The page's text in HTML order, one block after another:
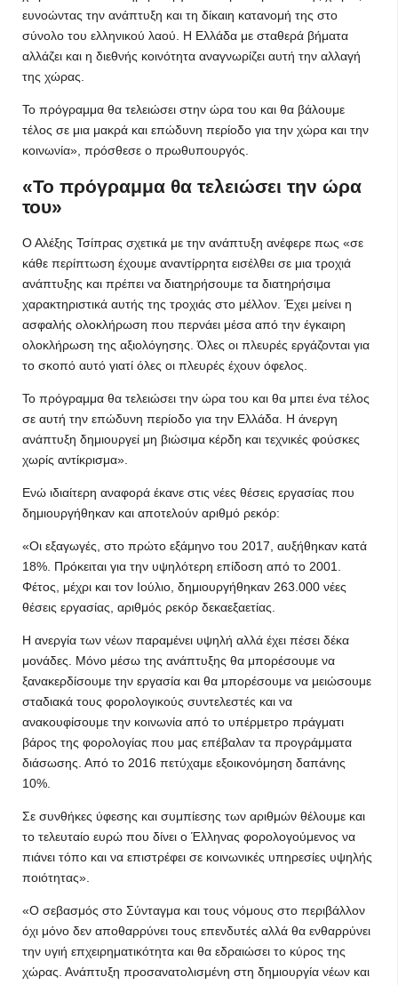
ευνοώντας την ανάπτυξη και τη δίκαιη κατανομή της στο
σύνολο του ελληνικού λαού. Η Ελλάδα με σταθερά βήματα
αλλάζει και η διεθνής κοινότητα αναγνωρίζει αυτή την αλλαγή
της χώρας.
Το πρόγραμμα θα τελειώσει στην ώρα του και θα βάλουμε
τέλος σε μια μακρά και επώδυνη περίοδο για την χώρα και την
κοινωνία», πρόσθεσε ο πρωθυπουργός.
«Το πρόγραμμα θα τελειώσει την ώρα
του»
Ο Αλέξης Τσίπρας σχετικά με την ανάπτυξη ανέφερε πως «σε
κάθε περίπτωση έχουμε αναντίρρητα εισέλθει σε μια τροχιά
ανάπτυξης και πρέπει να διατηρήσουμε τα διατηρήσιμα
χαρακτηριστικά αυτής της τροχιάς στο μέλλον. Έχει μείνει η
ασφαλής ολοκλήρωση που περνάει μέσα από την έγκαιρη
ολοκλήρωση της αξιολόγησης. Όλες οι πλευρές εργάζονται για
το σκοπό αυτό γιατί όλες οι πλευρές έχουν όφελος.
Το πρόγραμμα θα τελειώσει την ώρα του και θα μπει ένα τέλος
σε αυτή την επώδυνη περίοδο για την Ελλάδα. Η άνεργη
ανάπτυξη δημιουργεί μη βιώσιμα κέρδη και τεχνικές φούσκες
χωρίς αντίκρισμα».
Ενώ ιδιαίτερη αναφορά έκανε στις νέες θέσεις εργασίας που
δημιουργήθηκαν και αποτελούν αριθμό ρεκόρ:
«Οι εξαγωγές, στο πρώτο εξάμηνο του 2017, αυξήθηκαν κατά
18%. Πρόκειται για την υψηλότερη επίδοση από το 2001.
Φέτος, μέχρι και τον Ιούλιο, δημιουργήθηκαν 263.000 νέες
θέσεις εργασίας, αριθμός ρεκόρ δεκαεξαετίας.
Η ανεργία των νέων παραμένει υψηλή αλλά έχει πέσει δέκα
μονάδες. Μόνο μέσω της ανάπτυξης θα μπορέσουμε να
ξανακερδίσουμε την εργασία και θα μπορέσουμε να μειώσουμε
σταδιακά τους φορολογικούς συντελεστές και να
ανακουφίσουμε την κοινωνία από το υπέρμετρο πράγματι
βάρος της φορολογίας που μας επέβαλαν τα προγράμματα
διάσωσης. Από το 2016 πετύχαμε εξοικονόμηση δαπάνης
10%.
Σε συνθήκες ύφεσης και συμπίεσης των αριθμών θέλουμε και
το τελευταίο ευρώ που δίνει ο Έλληνας φορολογούμενος να
πιάνει τόπο και να επιστρέφει σε κοινωνικές υπηρεσίες υψηλής
ποιότητας».
«Ο σεβασμός στο Σύνταγμα και τους νόμους στο περιβάλλον
όχι μόνο δεν αποθαρρύνει τους επενδυτές αλλά θα ενθαρρύνει
την υγιή επχειρηματικότητα και θα εδραιώσει το κύρος της
χώρας. Ανάπτυξη προσανατολισμένη στη δημιουργία νέων και